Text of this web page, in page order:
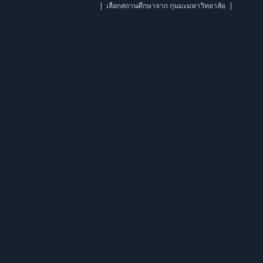
เลือกสถานศึกษาจาก กุนมะมหาวิทยาลัย